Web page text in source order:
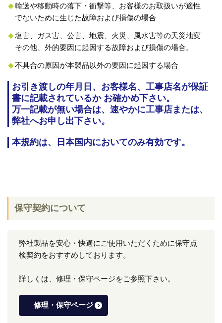
輸送や移動時の落下・衝撃等、お客様のお取扱いが適性
でないために生じた故障および損傷の場合
塩害、ガス害、公害、地震、火災、風水害等の天災地変
その他、外的要因に起因する故障および損傷の場合。
不具合の原因が本製品以外の要因に起因する場合
お引き渡しの年月日、お客様名、工事店名が保証
書に記載されているか お確かめ下さい。
万一記載が無い場合は、速やかに工事店または、
弊社へお申し出下さい。
本規約は、日本国内においてのみ有効です。
保守契約について
弊社製品を安心・快適にご使用いただくために保守点
検契約をおすすめしております。
詳しくは、修理・保守ページをご参照下さい。
修理・保守ページ